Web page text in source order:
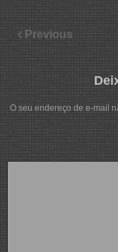
Previous
O seu endereço de e-mail